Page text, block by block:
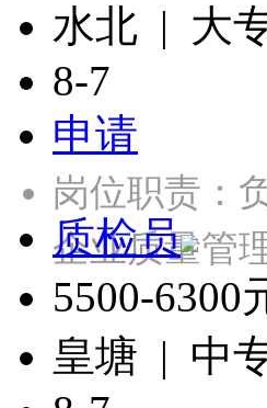
水北 | 大
8-7
申请
岗位职责：
企业质量管
质检员
5500-6300
皇塘 | 中